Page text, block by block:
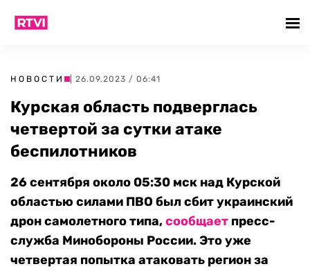
НОВОСТИ | 26.09.2023 / 06:41
Курская область подверглась
четвертой за сутки атаке
беспилотников
26 сентября около 05:30 мск над Курской
областью силами ПВО был сбит украинский
дрон самолетного типа,сообщает пресс-
служба Минобороны России. Это уже
четвертая попытка атаковать регион за